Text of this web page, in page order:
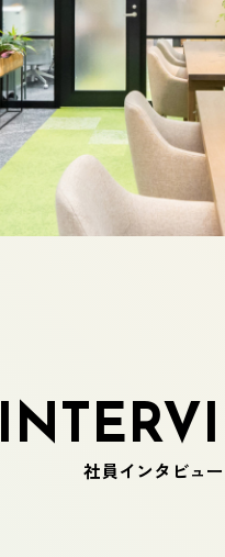
社員インタビュー